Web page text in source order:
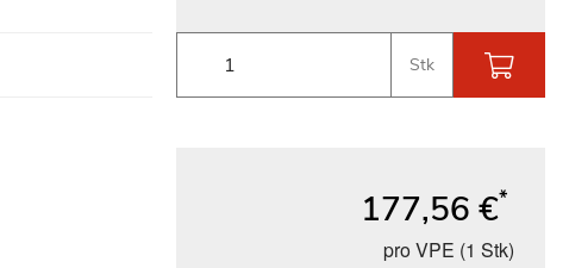
Stk
177,56 €*
pro VPE (1 Stk)